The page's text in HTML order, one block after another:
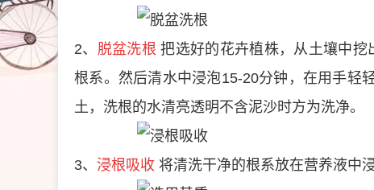
2、 脱盆洗根 把选好的花卉植株，从土壤中
根系。然后清水中浸泡15-20分钟，在用手轻
土，洗根的水清亮透明不含泥沙时方为洗净。
3、 浸根吸收 将清洗干净的根系放在营养液中